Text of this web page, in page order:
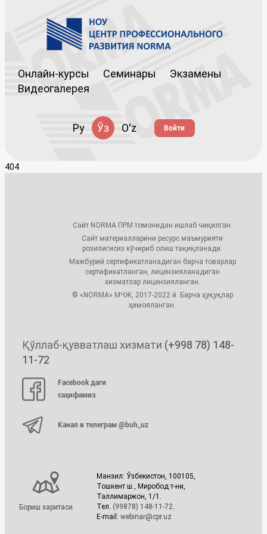
Онлайн-курсы Семинары
Экзамены
Видеогалерея
Ру Ўз Oʻz Войти
404
Сайт NORMA ПРМ томонидан ишлаб чиқилган.
Сайт материалларини ресурс маъмурияти
розилигисиз кўчириб олиш тақиқланади.
Мажбурий сертификатланадиган барча товарлар
сертификатланган, лицензияланадиган
хизматлар лицензияланган.
© «NORMA» МЧЖ, 2017-2022 й. Барча ҳуқуқлар
ҳимояланган.
Қўллаб-қувватлаш хизмати (+998 78) 148-
11-72
Facebook даги
саҳифамиз
Канал в телеграм @buh_uz
Бориш харитаси
Манзил: Ўзбекистон, 100105,
Тошкент ш., Миробод т-ни,
Таллимаржон, 1/1.
Тел. (99878) 148-11-72
E-mail: webinar@cpr.uz